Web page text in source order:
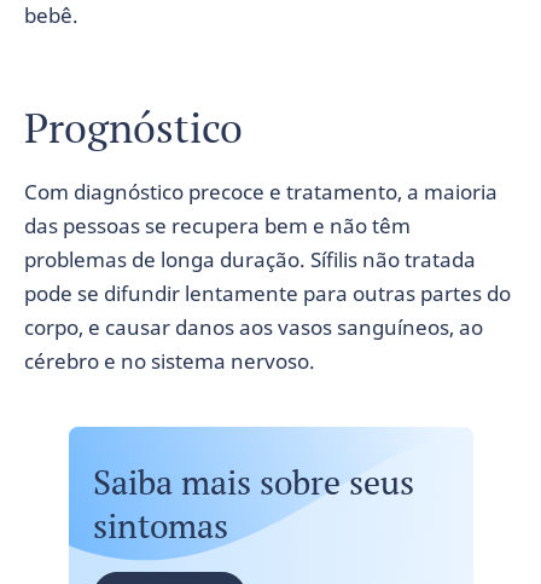
bebê.
Prognóstico
Com diagnóstico precoce e tratamento, a maioria
das pessoas se recupera bem e não têm
problemas de longa duração. Sífilis não tratada
pode se difundir lentamente para outras partes do
corpo, e causar danos aos vasos sanguíneos, ao
cérebro e no sistema nervoso.
Saiba mais sobre seus
sintomas